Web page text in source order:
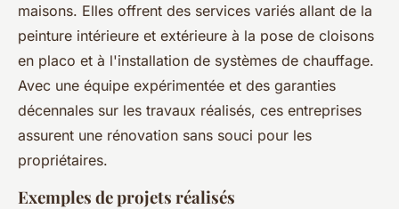
maisons. Elles offrent des services variés allant de la
peinture intérieure et extérieure à la pose de cloisons
en placo et à l'installation de systèmes de chauffage.
Avec une équipe expérimentée et des garanties
décennales sur les travaux réalisés, ces entreprises
assurent une rénovation sans souci pour les
propriétaires.
Exemples de projets réalisés